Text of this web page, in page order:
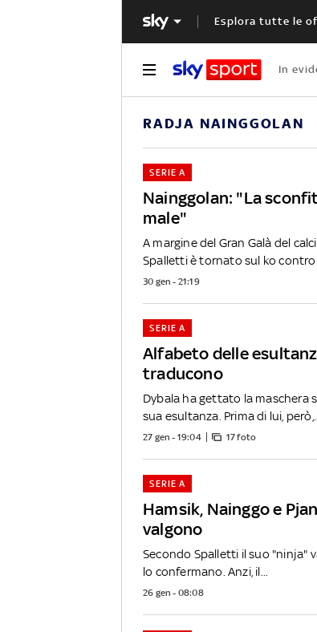
Esplora tutte le
In
RADJA NAINGGOLAN
Nainggolan: "La
male"
SERIE A
A margine del Gran Galà del
Spalletti è tornato sul ko contro
30 gen - 21:19
Alfabeto delle
traducono
SERIE A
Dybala ha gettato la maschera
sua esultanza. Prima di lui, però,...
27 gen - 19:04 17 foto
Hamsik, Nainggo e
valgono
SERIE A
Secondo Spalletti il suo "ninja"
lo confermano. Anzi, il...
26 gen - 08:08